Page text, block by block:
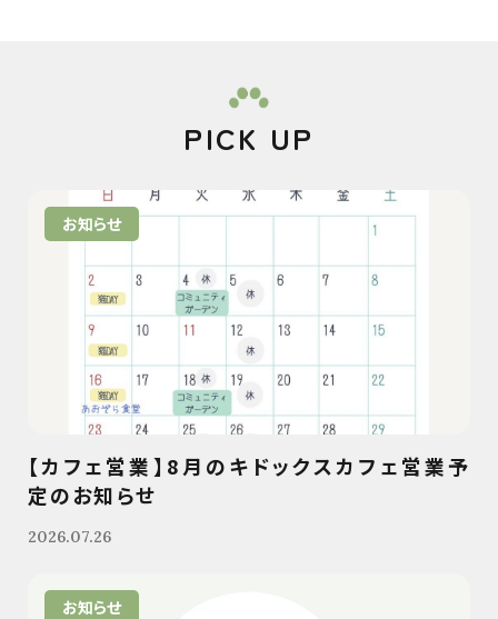
PICK UP
お知らせ
【カフェ営業】8月のキドックスカフェ営業予
定のお知らせ
2026.07.26
お知らせ